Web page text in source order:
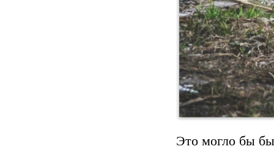
Это могло бы